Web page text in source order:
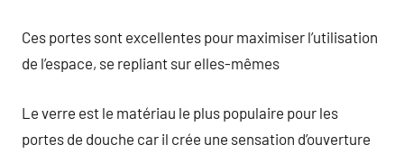
Ces portes sont excellentes pour maximiser l’utilisation
de l’espace, se repliant sur elles-mêmes
Le verre est le matériau le plus populaire pour les
portes de douche car il crée une sensation d’ouverture